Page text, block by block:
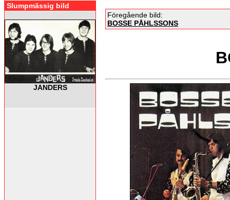
Slumpmässig bild
JANDERS
Föregående bild:
BOSSE PÅHLSSONS